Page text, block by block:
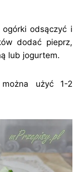
odsączyć i
dodać pieprz,
lub jogurtem.
użyć 1-2